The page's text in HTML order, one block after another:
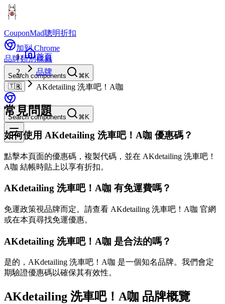
CouponMad聰明折扣
加到 Chrome
品牌類別標籤
Search components
⌘K
🇹🇼
Search components ⌘K
首頁
品牌
AKdetailing 洗車吧！A咖
常見問題
如何使用 AKdetailing 洗車吧！A咖 優惠碼？
點擊本頁面的優惠碼，複製代碼，並在 AKdetailing 洗車吧！
A咖 結帳時貼上以享有折扣。
AKdetailing 洗車吧！A咖 有免運費嗎？
免運政策視品牌而定。請查看 AKdetailing 洗車吧！A咖 官網
或在本頁尋找免運優惠。
AKdetailing 洗車吧！A咖 是合法的嗎？
是的，AKdetailing 洗車吧！A咖 是一個知名品牌。我們會定
期驗證優惠碼以確保其有效性。
AKdetailing 洗車吧！A咖 品牌概覽